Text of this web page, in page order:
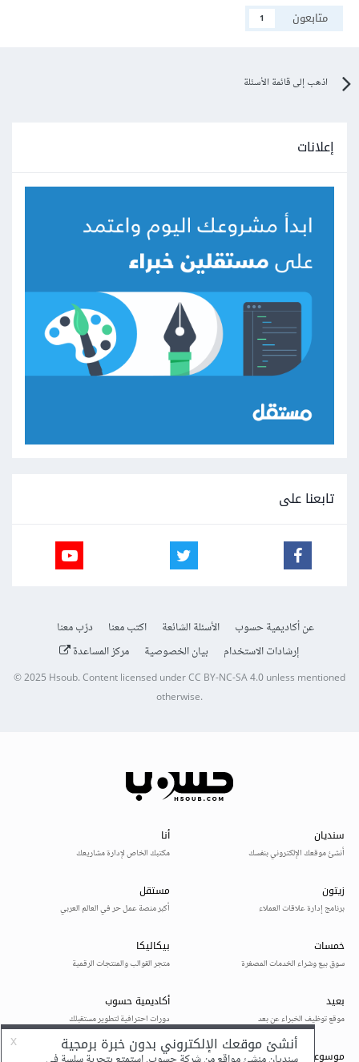
متابعون
1
اذهب إلى قائمة الأسئلة
إعلانات
تابعنا على
عن أكاديمية حسوب الأسئلة الشائعة اكتب معنا
درّب معنا
إرشادات الاستخدام
بيان الخصوصية مركز المساعدة
© 2025Hsoub.Content licensed underCC BY-NC-SA 4.0unless mentioned
otherwise.